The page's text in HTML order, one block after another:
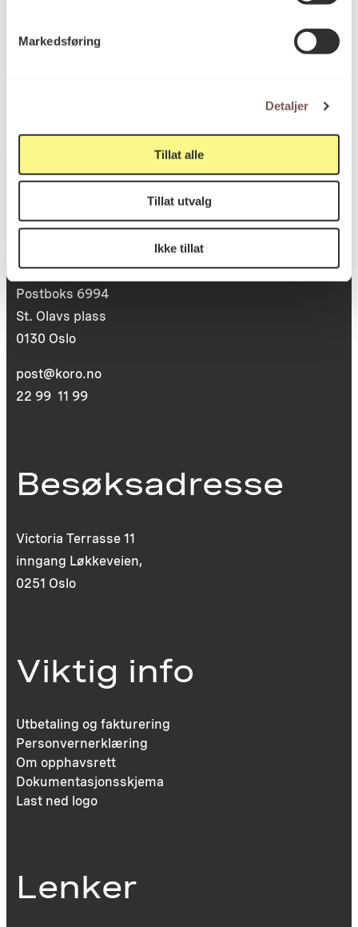
Markedsføring
Detaljer
Tillat alle
Tillat utvalg
Ikke tillat
Postadresse
Postboks 6994
St. Olavs plass
0130 Oslo
post@koro.no
22 99 11 99
Besøksadresse
Victoria Terrasse 11
inngang Løkkeveien,
0251 Oslo
Viktig info
Utbetaling og fakturering
Personvernerklæring
Om opphavsrett
Dokumentasjonsskjema
Last ned logo
Lenker